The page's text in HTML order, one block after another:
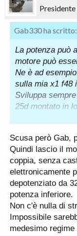
Gab330 ha scritto:
La potenza può
motore può
Ne è ad
sulla mia x1 f48
Sviluppa
25d montato in
G3x, 725d
automatico
480nm) hanno
450nm, rispetto
pianale CLAR,
Quindi in
ma la coppia
Cosa totalmente
motrice è
2500 giri/
Scusa però Gab,
Quindi lascio il
coppia, senza
elettronicamente
depotenziato da
potenza inferiore.
Non c'è nulla di
Impossibile
medesimo